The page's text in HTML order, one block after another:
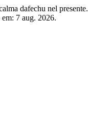
dafechu nel presente.
7 aug. 2026.